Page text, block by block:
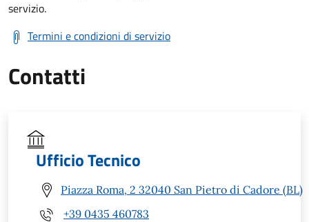
servizio.
Termini e condizioni di servizio
Contatti
Ufficio Tecnico
Piazza Roma, 2 32040 San Pietro di Cadore (BL)
+39 0435 460783